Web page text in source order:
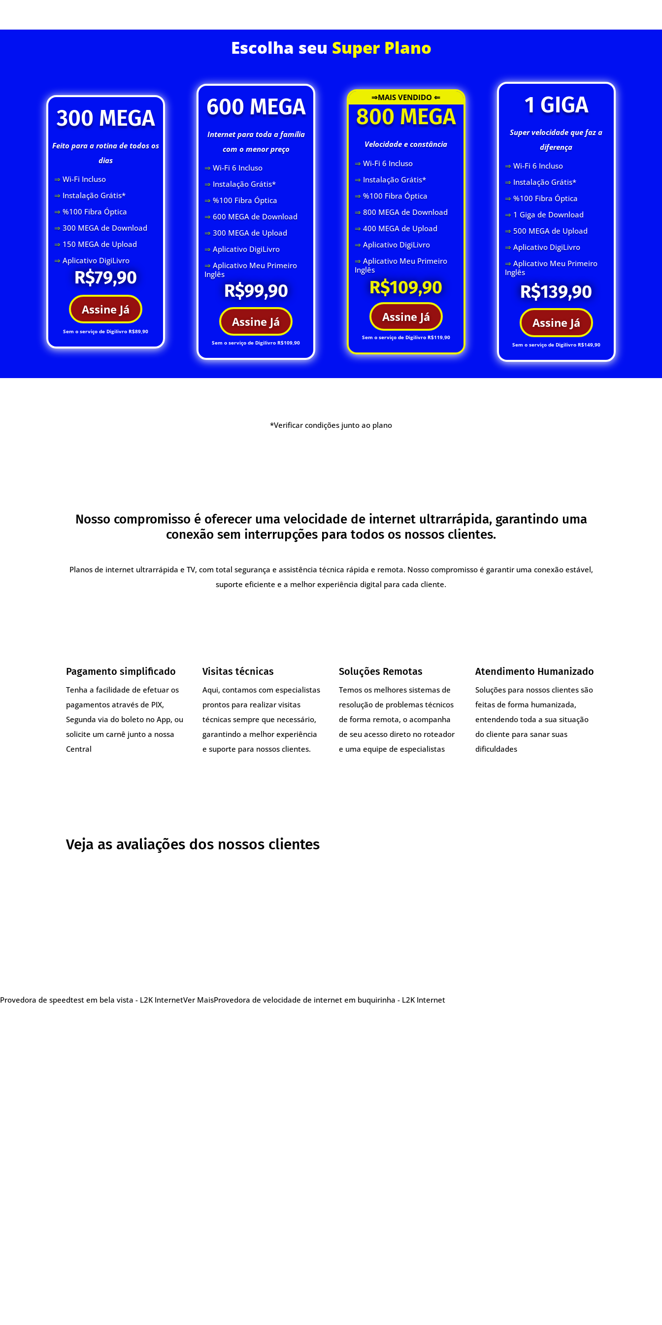
Escolha seu Super Plano
300 MEGA
Feito para a rotina de todos os
dias
⇒ Wi-Fi Incluso
⇒ Instalação Grátis*
⇒ %100 Fibra Óptica
⇒ 300 MEGA de Download
⇒ 150 MEGA de Upload
⇒Aplicativo DigiLivro
R$79,90
Assine Já
Sem o serviço de Digilivro R$89,90
600 MEGA
Internet para toda a família
com o menor preço
⇒ Wi-Fi 6 Incluso
⇒ Instalação Grátis*
⇒ %100 Fibra Óptica
⇒ 600 MEGA de Download
⇒ 300 MEGA de Upload
⇒ Aplicativo DigiLivro
⇒ Aplicativo Meu Primeiro
Inglês
R$99,90
Assine Já
Sem o serviço de Digilivro R$109,90
⇒MAIS VENDIDO ⇐
800 MEGA
Velocidade e constância
⇒ Wi-Fi 6 Incluso
⇒ Instalação Grátis*
⇒ %100 Fibra Óptica
⇒ 800 MEGA de Download
⇒ 400 MEGA de Upload
⇒ Aplicativo DigiLivro
⇒ Aplicativo Meu Primeiro
Inglês
R$109,90
Assine Já
Sem o serviço de Digilivro R$119,90
1 GIGA
Super velocidade que faz a
diferença
⇒ Wi-Fi 6 Incluso
⇒ Instalação Grátis*
⇒ %100 Fibra Óptica
⇒ 1 Giga de Download
⇒ 500 MEGA de Upload
⇒ Aplicativo DigiLivro
⇒ Aplicativo Meu Primeiro
Inglês
R$139,90
Assine Já
Sem o serviço de Digilivro R$149,90
*Verificar condições junto ao plano
Nosso compromisso é oferecer uma velocidade de internet ultrarrápida, garantindo uma
conexão sem interrupções para todos os nossos clientes.
Planos de internet ultrarrápida e TV, com total segurança e assistência técnica rápida e remota. Nosso compromisso é garantir uma conexão estável,
suporte eficiente e a melhor experiência digital para cada cliente.
Pagamento simplificado
Tenha a facilidade de efetuar os
pagamentos através de PIX,
Segunda via do boleto no App, ou
solicite um carnê junto a nossa
Central
Visitas técnicas
Aqui, contamos com especialistas
prontos para realizar visitas
técnicas sempre que necessário,
garantindo a melhor experiência
e suporte para nossos clientes.
Soluções Remotas
Temos os melhores sistemas de
resolução de problemas técnicos
de forma remota, o acompanha
de seu acesso direto no roteador
e uma equipe de especialistas
Atendimento Humanizado
Soluções para nossos clientes são
feitas de forma humanizada,
entendendo toda a sua situação
do cliente para sanar suas
dificuldades
Veja as avaliações dos nossos clientes
Provedora de speedtest em bela vista - L2K InternetVer MaisProvedora de velocidade de internet em buquirinha - L2K Internet